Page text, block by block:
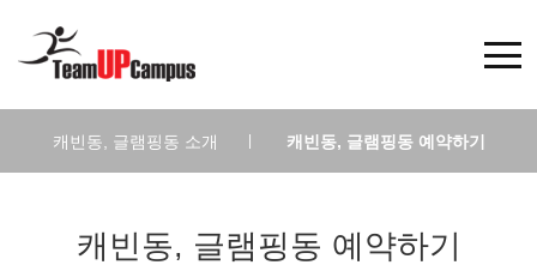
캐빈동, 글램핑동 소개 캐빈동, 글램핑동 예약하기
캐빈동, 글램핑동 예약하기